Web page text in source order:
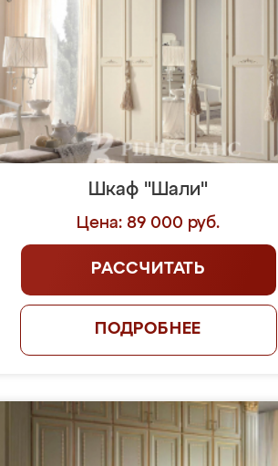
Шкаф "Шали"
Цена: 89 000 руб.
РАССЧИТАТЬ
ПОДРОБНЕЕ